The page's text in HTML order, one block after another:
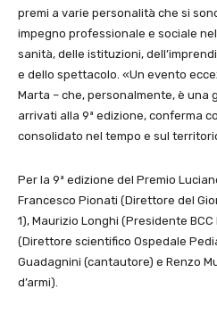
premi a varie personalità che si
impegno professionale e sociale
sanità, delle istituzioni,
e dello spettacolo. «Un evento
Marta – che, personalmente, è una
arrivati alla 9ª edizione, conferma
consolidato nel tempo e sul
Per la 9ª edizione del Premio
Francesco Pionati (Direttore del
1), Maurizio Longhi (Presidente
(Direttore scientifico Ospedale
Guadagnini (cantautore) e Renzo
d’armi).